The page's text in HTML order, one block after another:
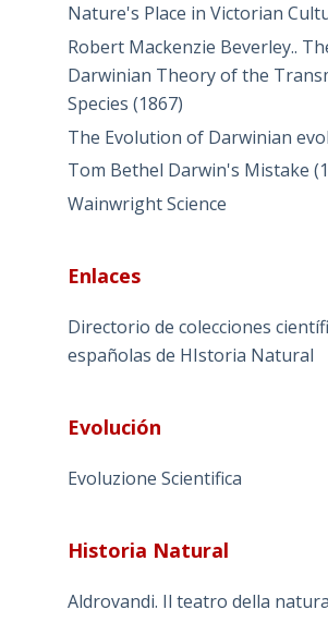
Nature's Place in Victorian
Robert Mackenzie Beverley..
Darwinian Theory of the
Species (1867)
The Evolution of Darwinian
Tom Bethel Darwin's Mistake
Wainwright Science
Enlaces
Directorio de colecciones
españolas de HIstoria Natural
Evolución
Evoluzione Scientifica
Historia Natural
Aldrovandi. Il teatro della natura